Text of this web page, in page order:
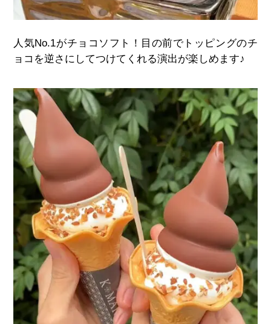
人気No.1がチョコソフト！目の前でトッピングのチ
ョコを逆さにしてつけてくれる演出が楽しめます♪